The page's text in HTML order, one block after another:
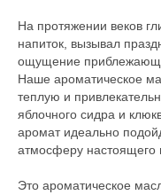
На протяжении веков
напиток, вызывал
ощущение
Наше ароматическое
теплую и
яблочного сидра и
аромат идеально
атмосферу настоящего
Это ароматическое